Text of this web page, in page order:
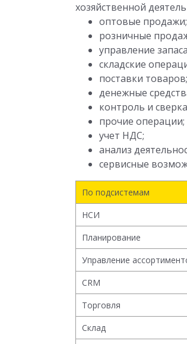
хозяйственной
оптовые продажи;
розничные
управление
складские
поставки товаров;
денежные
контроль и
прочие операции;
учет НДС;
анализ
сервисные
По подсистемам
НСИ
Планирование
Управление
CRM
Торговля
Склад